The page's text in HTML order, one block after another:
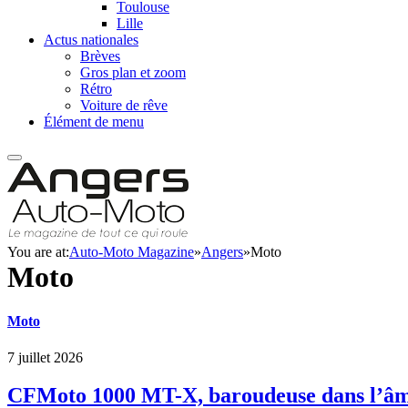
Toulouse
Lille
Actus nationales
Brèves
Gros plan et zoom
Rétro
Voiture de rêve
Élément de menu
You are at:Auto-Moto Magazine»Angers»Moto
Moto
Moto
7 juillet 2026
CFMoto 1000 MT-X, baroudeuse dans